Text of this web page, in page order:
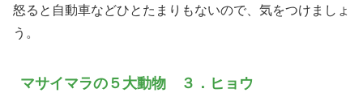
怒ると自動車などひとたまりもないので、気をつけましょ
う。
マサイマラの５大動物 ３．ヒョウ